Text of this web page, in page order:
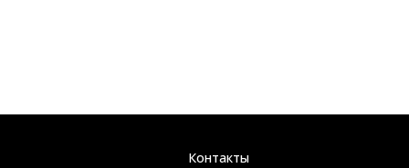
Контакты